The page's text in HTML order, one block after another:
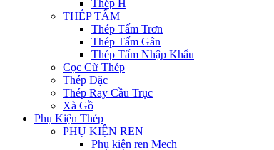
Thép H
THÉP TẤM
Thép Tấm Trơn
Thép Tấm Gân
Thép Tấm Nhập Khẩu
Cọc Cừ Thép
Thép Đặc
Thép Ray Cầu Trục
Xà Gồ
Phụ Kiện Thép
PHỤ KIỆN REN
Phụ kiện ren Mech